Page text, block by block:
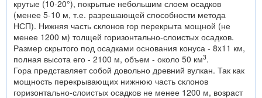
крутые (10-20°), покрытые небольшим слоем осадков
(менее 5-10 м, т.е. разрешающей способности метода
НСП). Нижняя часть склонов гор перекрыта мощной (не
менее 1200 м) толщей горизонтально-слоистых осадков.
Размер скрытого под осадками основания конуса - 8x11 км,
полная высота его - 2100 м, объем - около 50 км3.
Гора представляет собой довольно древний вулкан. Так как
мощность перекрывающих нижнюю часть склонов
горизонтально-слоистых осадков не менее 1200 м, возраст